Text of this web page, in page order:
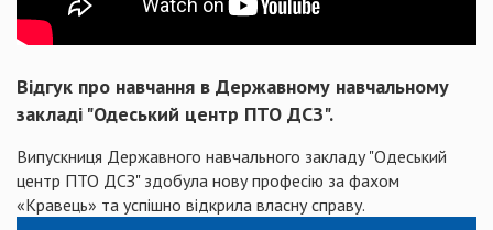
Відгук про навчання в Державному навчальному
закладі "Одеський центр ПТО ДСЗ".
Випускниця Державного навчального закладу "Одеський
центр ПТО ДСЗ" здобула нову професію за фахом
«Кравець» та успішно відкрила власну справу.